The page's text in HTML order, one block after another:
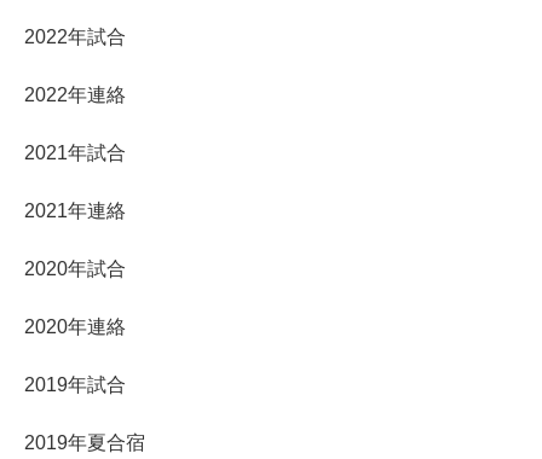
2022年試合
2022年連絡
2021年試合
2021年連絡
2020年試合
2020年連絡
2019年試合
2019年夏合宿